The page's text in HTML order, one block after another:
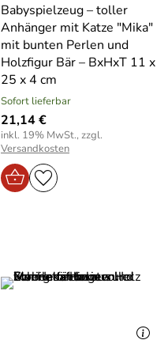
Babyspielzeug – toller
Anhänger mit Katze "Mika"
mit bunten Perlen und
Holzfigur Bär – BxHxT 11 x
25 x 4 cm
Sofort lieferbar
21,14 €
inkl. 19% MwSt., zzgl.
Versandkosten